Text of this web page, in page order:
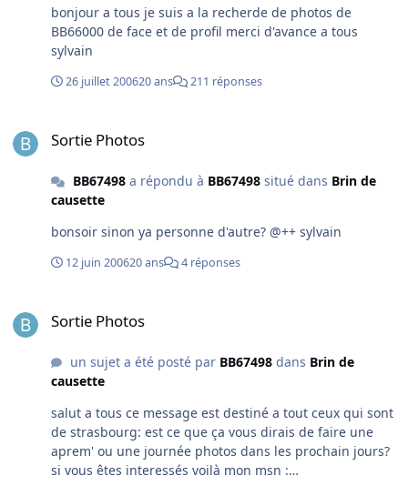
bonjour a tous je suis a la recherde de photos de
BB66000 de face et de profil merci d'avance a tous
sylvain
26 juillet 200620 ans 211 réponses
Sortie Photos
BB67498a répondu à BB67498situé dans Brin de
causette
bonsoir sinon ya personne d'autre? @++ sylvain
12 juin 200620 ans 4 réponses
Sortie Photos
un sujet a été posté par BB67498dans Brin de
causette
salut a tous ce message est destiné a tout ceux qui sont
de strasbourg: est ce que ça vous dirais de faire une
aprem' ou une journée photos dans les prochain jours?
si vous êtes interessés voilà mon msn :